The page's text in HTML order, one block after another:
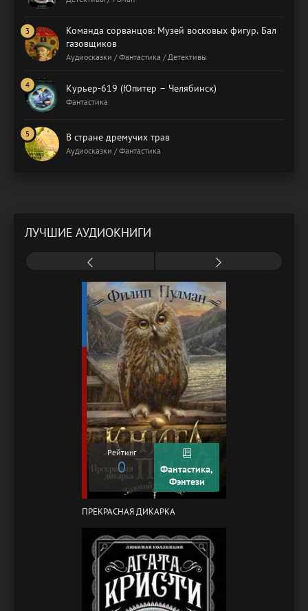
Команда сорванцов: Музей восковых фигур. Бал
газовщиков
Аудиосказки / Фантастика / Детективы
Курьер-619 (Юпитер – Челябинск)
Фантастика
В стране дремучих трав
Аудиосказки / Фантастика
ЛУЧШИЕ АУДИОКНИГИ
Рейтинг
0
Фантастика,
Фэнтези
ПРЕКРАСНАЯ ДИКАРКА